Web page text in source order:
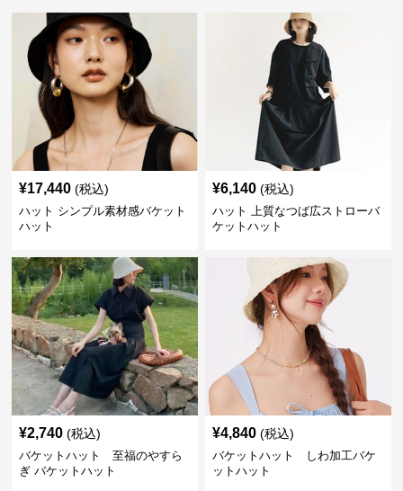
¥17,440 (税込)
ハット シンプル素材感バケット
ハット
¥6,140 (税込)
ハット 上質なつば広ストローバ
ケットハット
¥2,740 (税込)
バケットハット 至福のやすら
ぎ バケットハット
¥4,840 (税込)
バケットハット しわ加工バケ
ットハット